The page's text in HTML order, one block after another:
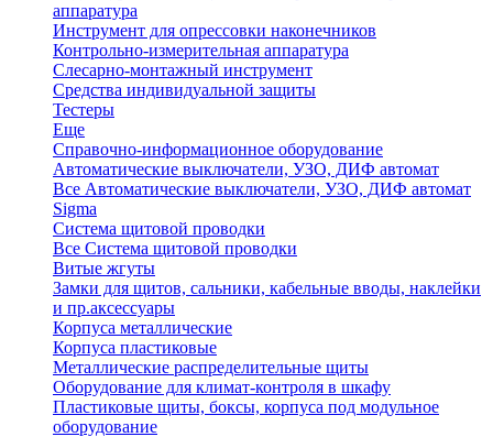
аппаратура
Инструмент для опрессовки наконечников
Контрольно-измерительная аппаратура
Слесарно-монтажный инструмент
Средства индивидуальной защиты
Тестеры
Еще
Справочно-информационное оборудование
Автоматические выключатели, УЗО, ДИФ автомат
Все Автоматические выключатели, УЗО, ДИФ автомат
Sigma
Система щитовой проводки
Все Система щитовой проводки
Витые жгуты
Замки для щитов, сальники, кабельные вводы, наклейки
и пр.аксессуары
Корпуса металлические
Корпуса пластиковые
Металлические распределительные щиты
Оборудование для климат-контроля в шкафу
Пластиковые щиты, боксы, корпуса под модульное
оборудование